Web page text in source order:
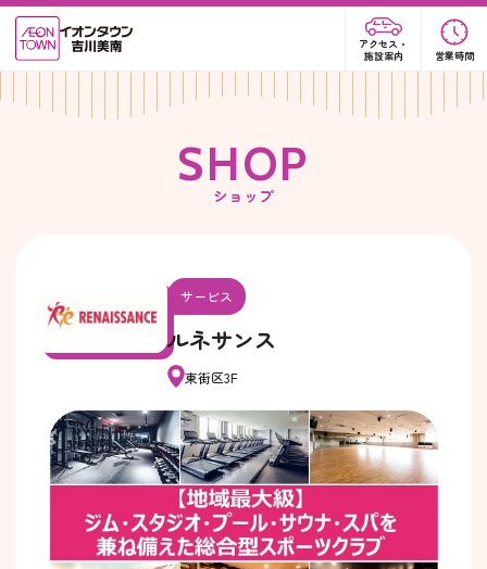
アクセス・
施設案内
営業時間
SHOP
ショップ
サービス
ルネサンス
東街区3F